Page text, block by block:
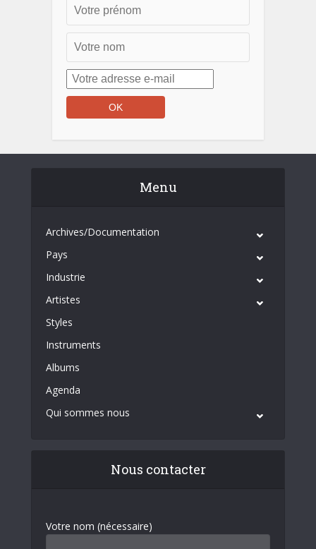
Menu
Archives/Documentation
Pays
Industrie
Artistes
Styles
Instruments
Albums
Agenda
Qui sommes nous
Nous contacter
Votre nom (nécessaire)